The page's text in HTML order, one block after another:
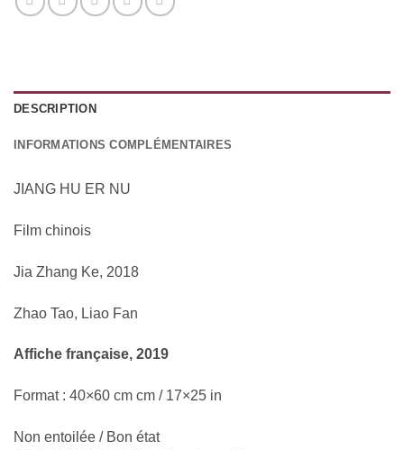
DESCRIPTION
INFORMATIONS COMPLÉMENTAIRES
JIANG HU ER NU
Film chinois
Jia Zhang Ke, 2018
Zhao Tao, Liao Fan
Affiche française, 2019
Format : 40×60 cm cm / 17×25 in
Non entoilée / Bon état